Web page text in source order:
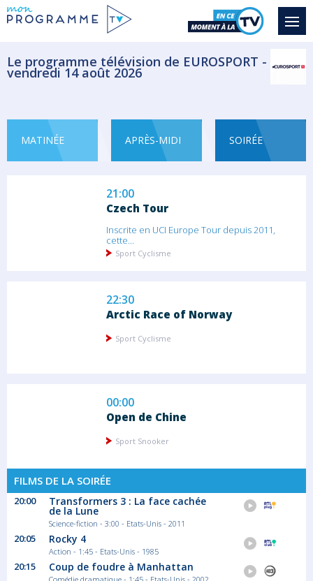
Le programme télévision de EUROSPORT -
vendredi 14 août 2026
MATINÉE APRÈS-MIDI SOIRÉE
Blessé au poignet droit depuis avril
dernier,...
Blessé au poignet droit depuis avril
dernier,...
Sport Tennis
21:00
Czech Tour
Inscrite en UCI Europe Tour depuis 2011,
cette...
Sport Cyclisme
22:30
Arctic Race of Norway
Sport Cyclisme
00:00
Open de Chine
Sport Snooker
01:30
Czech Tour
Inscrite en UCI Europe Tour depuis 2011,
cette...
Sport Cyclisme
FILMS DE LA SOIRÉE
20:00 Transformers 3 : La face cachée
de la Lune
Science-fiction - 3:00 - Etats-Unis - 2011
20:05 Rocky 4
Action - 1:45 - Etats-Unis - 1985
20:15 Coup de foudre à Manhattan